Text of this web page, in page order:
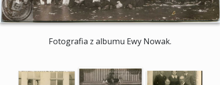
Fotografia z albumu Ewy Nowak.